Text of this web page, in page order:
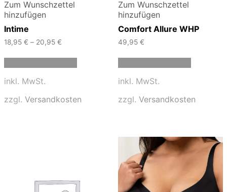
Zum Wunschzettel
hinzufügen
Intime
18,95 € – 20,95 €
auf.
Produktseite
inkl. MwSt.
zzgl. Versandkosten
Zum Wunschzettel
hinzufügen
Comfort Allure WHP
49,95 €
auf.
können
auf
der
gewählt
werden
inkl. MwSt.
zzgl. Versandkosten